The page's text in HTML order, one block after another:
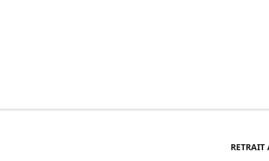
RETRAIT